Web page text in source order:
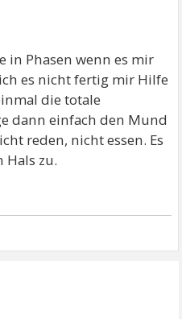
in Phasen wenn es mir
es nicht fertig mir Hilfe
die totale
dann einfach den Mund
reden, nicht essen. Es
zu.